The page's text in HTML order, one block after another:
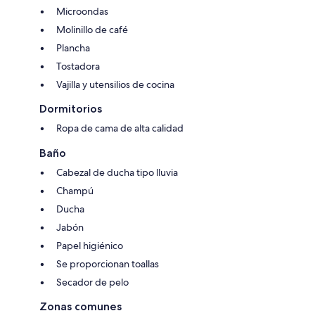
Microondas
Molinillo de café
Plancha
Tostadora
Vajilla y utensilios de cocina
Dormitorios
Ropa de cama de alta calidad
Baño
Cabezal de ducha tipo lluvia
Champú
Ducha
Jabón
Papel higiénico
Se proporcionan toallas
Secador de pelo
Zonas comunes